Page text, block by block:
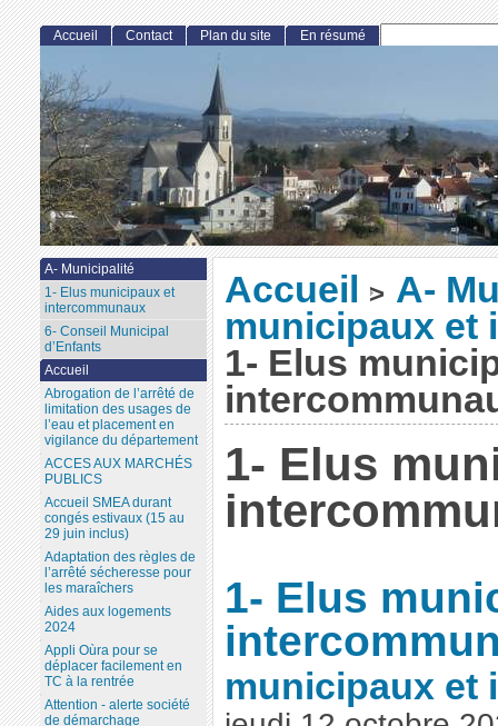
Accueil > A-
municipaux et
1- Elus
1- Elus
1- Elus
municipaux et
Accueil Contact Plan du site En résumé
A- Municipalité
1- Elus municipaux et
intercommunaux
6- Conseil Municipal
d’Enfants
Accueil
Abrogation de l’arrêté de
limitation des usages de
l’eau et placement en
vigilance du département
ACCES AUX MARCHÉS
PUBLICS
Accueil SMEA durant
congés estivaux (15 au
29 juin inclus)
Adaptation des règles de
l’arrêté sécheresse pour
les maraîchers
Aides aux logements
2024
Appli Oùra pour se
déplacer facilement en
TC à la rentrée
Attention - alerte société
de démarchage